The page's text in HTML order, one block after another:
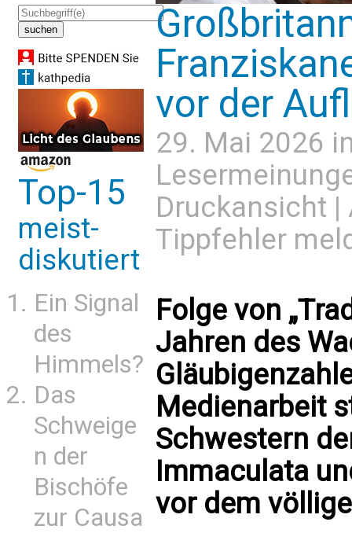
Top-15
meist-
diskutiert
Ein Signal
des
Himmels?
Das
Schweige
n der
Bischöfe
zur Causa
vor der
29. Mai 2026
Druckansicht |
Tippfehler
Folge von
Jahren des
Medienarbeit
Schwestern
Immaculata
vor dem